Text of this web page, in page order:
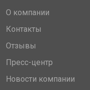
О компании
Контакты
Отзывы
Пресс-центр
Новости компании